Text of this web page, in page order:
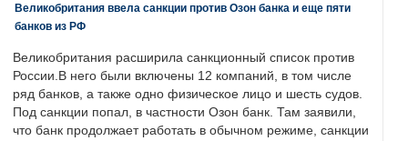
Великобритания ввела санкции против Озон банка и еще пяти
банков из РФ
Великобритания расширила санкционный список против
России.В него были включены 12 компаний, в том числе
ряд банков, а также одно физическое лицо и шесть судов.
Под санкции попал, в частности Озон банк. Там заявили,
что банк продолжает работать в обычном режиме, санкции